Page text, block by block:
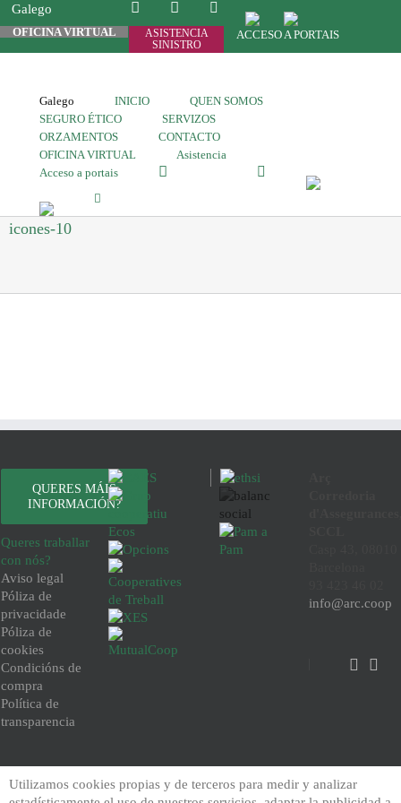
Galego
OFICINA VIRTUAL
ASISTENCIA
SINISTRO
ACCESO A PORTAIS
Galego INICIO
QUEN SOMOS
SEGURO ÉTICO
SERVIZOS
ORZAMENTOS
CONTACTO
OFICINA VIRTUAL
Asistencia
Acceso a portais
icones-10
QUERES MÁIS
INFORMACIÓN?
Queres traballar
con nós?
Aviso legal
Póliza de
privacidade
Póliza de
cookies
Condicións de
compra
Política de
transparencia
info@arc.coop
Utilizamos cookies propias y de terceros para medir y analizar